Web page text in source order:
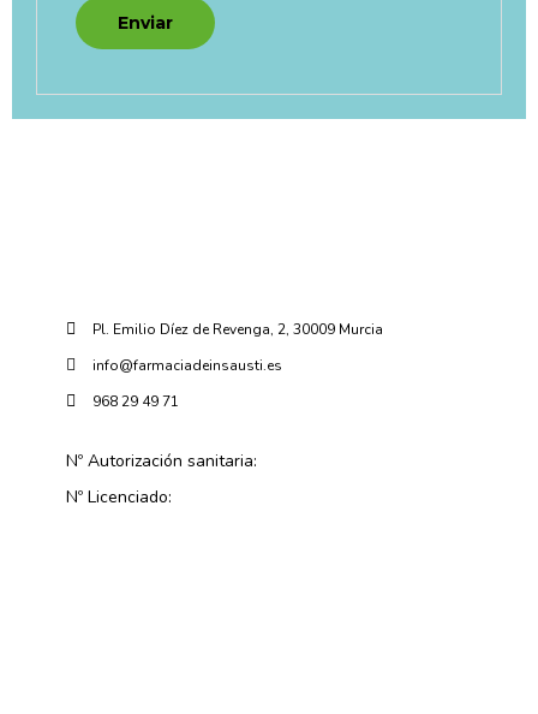
Pl. Emilio Díez de Revenga, 2, 30009 Murcia
info@farmaciadeinsausti.es
968 29 49 71
Nº Autorización sanitaria:
Nº Licenciado: